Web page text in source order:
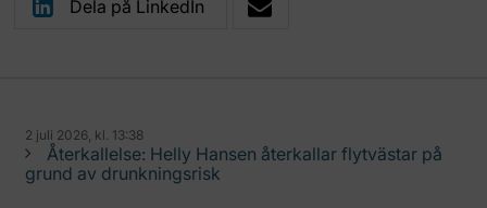
Dela på LinkedIn
2 juli 2026, kl. 13:38
Återkallelse: Helly Hansen återkallar flytvästar på
grund av drunkningsrisk